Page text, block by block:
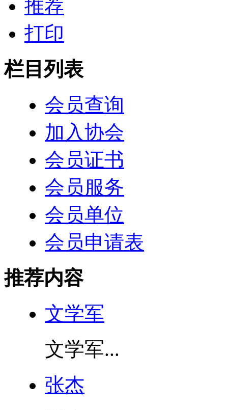
推荐
打印
栏目列表
会员查询
加入协会
会员证书
会员服务
会员单位
会员申请表
推荐内容
文学军
文学军...
张杰